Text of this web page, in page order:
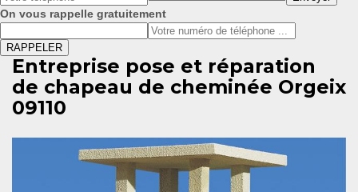
On vous rappelle gratuitement
Entreprise pose et réparation
de chapeau de cheminée Orgeix
09110